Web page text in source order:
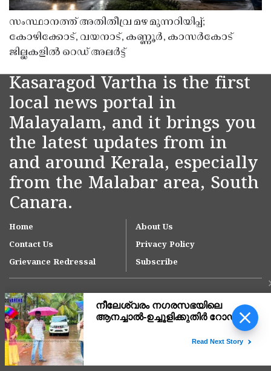
സംസ്ഥാനത്ത് അതിതീവ്ര മഴ മുന്നറിയിപ്പ്;
കോഴിക്കോട്, വയനാട്, കണ്ണൂർ, കാസർകോട്
ജില്ലകളിൽ റെഡ് അലർട്ട്
Kasaragod Vartha is the first
local news portal in
Malayalam, and it brings you
the latest updates from in
and around Kerala, especially
from the Malabar area, South
Canara.
Home
About Us
Contact Us
Privacy Policy
Grievance Redressal
Subscribe
Copyright © 2007-
സഹകരണ സംഘങ്ങളെ
ഒഴിവാക്കി ബാങ്ക് അക്കൗണ്ട്
ആശയക്കുഴപ്പത്തിൽ